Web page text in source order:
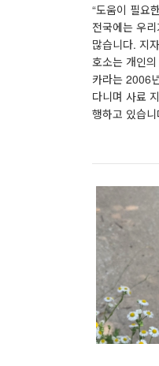
“도움이 필요
전국에는 우
많습니다. 지
호소는 개인
카라는 2006
다니며 사료
행하고 있습니